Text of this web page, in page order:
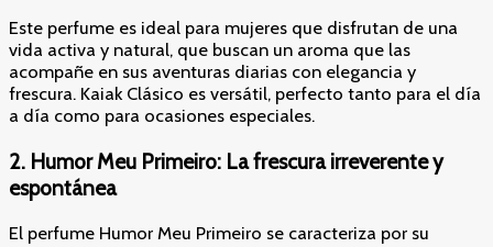
Este perfume es ideal para mujeres que disfrutan de una
vida activa y natural, que buscan un aroma que las
acompañe en sus aventuras diarias con elegancia y
frescura. Kaiak Clásico es versátil, perfecto tanto para el día
a día como para ocasiones especiales.
2. Humor Meu Primeiro: La frescura irreverente y
espontánea
El perfume Humor Meu Primeiro se caracteriza por su